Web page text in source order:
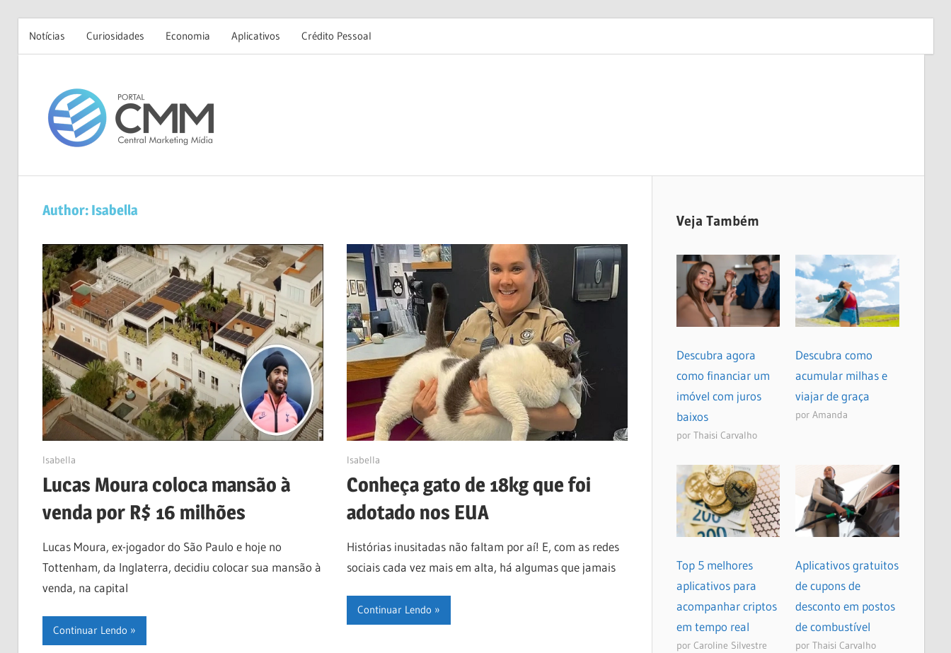
Notícias Curiosidades Economia Aplicativos Crédito Pessoal
content
Author: Isabella
02/05/2023
Isabella
Lucas Moura coloca mansão à
venda por R$ 16 milhões
Lucas Moura, ex-jogador do São Paulo e hoje no
Tottenham, da Inglaterra, decidiu colocar sua mansão à
venda, na capital
Continuar Lendo
01/05/2023
Isabella
Conheça gato de 18kg que foi
adotado nos EUA
Histórias inusitadas não faltam por aí! E, com as redes
sociais cada vez mais em alta, há algumas que jamais
Continuar Lendo
Veja Também
Descubra agora
como financiar um
imóvel com juros
baixos
por Thaisi Carvalho
Descubra como
acumular milhas e
viajar de graça
por Amanda
Top 5 melhores
aplicativos para
acompanhar criptos
em tempo real
por Caroline Silvestre
Aplicativos gratuitos
de cupons de
desconto em postos
de combustível
por Thaisi Carvalho